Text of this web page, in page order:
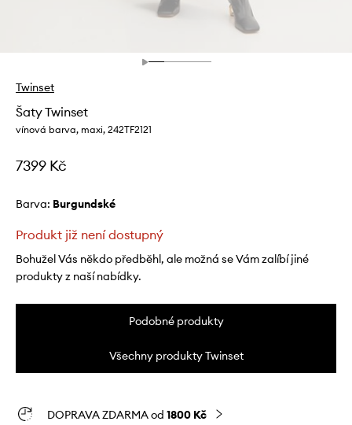
Twinset
Šaty Twinset
vínová barva, maxi, 242TF2121
7399 Kč
Barva: burgundské
Produkt již není dostupný
Bohužel Vás někdo předběhl, ale možná se Vám zalíbí jiné
produkty z naší nabídky.
Podobné produkty
Všechny produkty Twinset
DOPRAVA ZDARMA od 1800 Kč